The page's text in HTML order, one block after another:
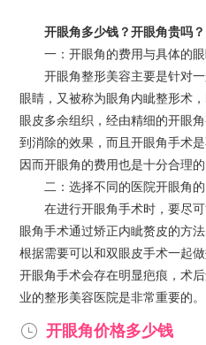
开眼角多少钱？开眼角贵吗？
一：开眼角的费用与具体的
开眼角整形美容主要是针对
眼睛，又被称为眼角内眦整形术
眼皮多余组织，经由精细的开眼
到消除的效果，而且开眼角手术
因而开眼角的费用也是十分合理的
二：选择不同的医院开眼角
在进行开眼角手术时，要尽
眼角手术通过矫正内眦赘皮的方
根据需要可以和双眼皮手术一起
开眼角手术会存在明显疤痕，术
业的整形美容医院是非常重要的。
开眼角价格多少钱